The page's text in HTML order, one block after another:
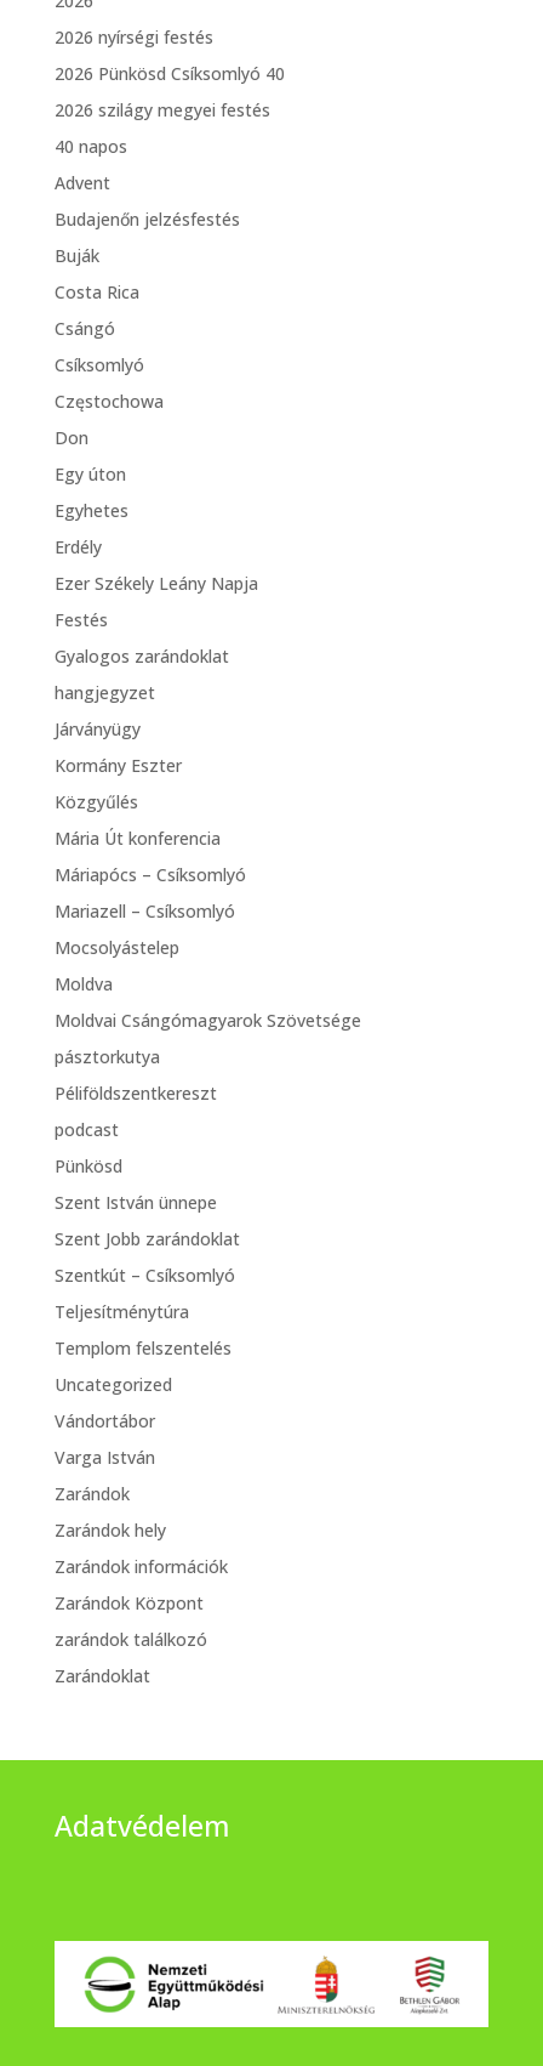
2026 nyírségi festés
2026 Pünkösd Csíksomlyó 40
2026 szilágy megyei festés
40 napos
Advent
Budajenőn jelzésfestés
Buják
Costa Rica
Csángó
Csíksomlyó
Częstochowa
Don
Egy úton
Egyhetes
Erdély
Ezer Székely Leány Napja
Festés
Gyalogos zarándoklat
hangjegyzet
Járványügy
Kormány Eszter
Közgyűlés
Mária Út konferencia
Máriapócs – Csíksomlyó
Mariazell – Csíksomlyó
Mocsolyástelep
Moldva
Moldvai Csángómagyarok Szövetsége
pásztorkutya
Péliföldszentkereszt
podcast
Pünkösd
Szent István ünnepe
Szent Jobb zarándoklat
Szentkút – Csíksomlyó
Teljesítménytúra
Templom felszentelés
Uncategorized
Vándortábor
Varga István
Zarándok
Zarándok hely
Zarándok információk
Zarándok Központ
zarándok találkozó
Zarándoklat
Adatvédelem